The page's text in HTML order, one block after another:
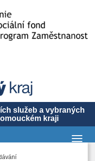
služeb a vybraných
kraji